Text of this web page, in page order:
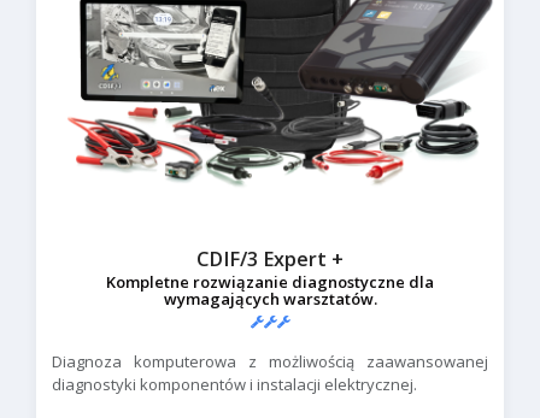
CDIF/3 Expert +
Kompletne rozwiązanie diagnostyczne dla
wymagających warsztatów.
Diagnoza komputerowa z możliwością zaawansowanej
diagnostyki komponentów i instalacji elektrycznej.